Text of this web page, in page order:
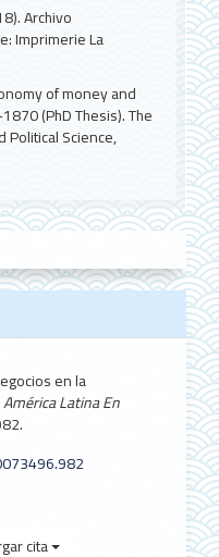
Archivo
Imprimerie La
of money and
(PhD Thesis). The
Political Science,
un
artículo
en la
América Latina En
cita
redes